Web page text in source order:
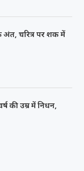
अंत, चरित्र पर शक में
की उम्र में निधन,